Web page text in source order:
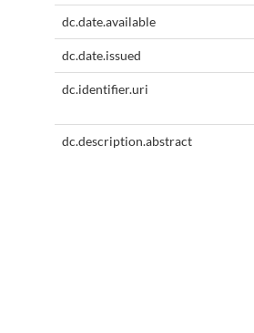
dc.date.available
dc.date.issued
dc.identifier.uri
dc.description.abstract